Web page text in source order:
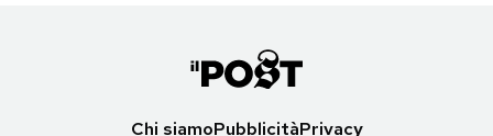
Chi siamoPubblicitàPrivacy